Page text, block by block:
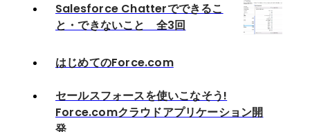
Salesforce Chatterでできるこ
と・できないこと 全3回
はじめてのForce.com
セールスフォースを使いこなそう!
Force.comクラウドアプリケーション開